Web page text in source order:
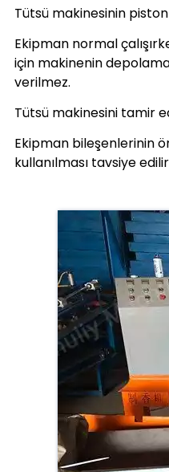
Tütsü makinesinin
Ekipman normal
için makinenin
verilmez.
Tütsü makinesini tamir
Ekipman bileşenlerinin
kullanılması tavsiye